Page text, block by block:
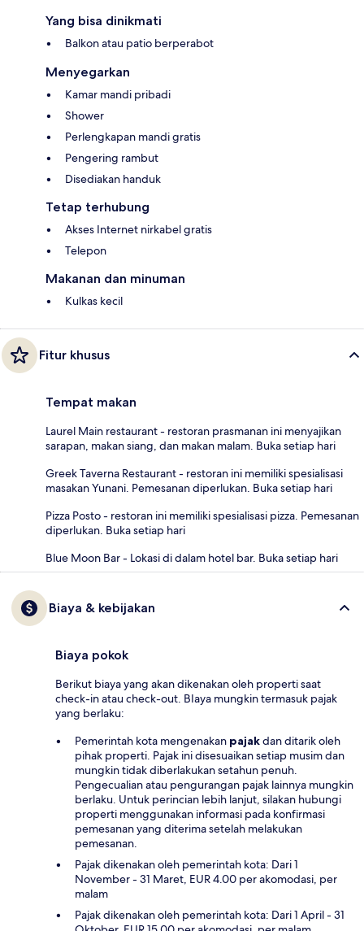
Yang bisa dinikmati
Balkon atau patio berperabot
Menyegarkan
Kamar mandi pribadi
Shower
Perlengkapan mandi gratis
Pengering rambut
Disediakan handuk
Tetap terhubung
Akses Internet nirkabel gratis
Telepon
Makanan dan minuman
Kulkas kecil
Fitur khusus
Tempat makan
Laurel Main restaurant - restoran prasmanan ini menyajikan
sarapan, makan siang, dan makan malam. Buka setiap hari
Greek Taverna Restaurant - restoran ini memiliki spesialisasi
masakan Yunani. Pemesanan diperlukan. Buka setiap hari
Pizza Posto - restoran ini memiliki spesialisasi pizza. Pemesanan
diperlukan. Buka setiap hari
Blue Moon Bar - Lokasi di dalam hotel bar. Buka setiap hari
Biaya & kebijakan
Biaya pokok
Berikut biaya yang akan dikenakan oleh properti saat
check-in atau check-out. BIaya mungkin termasuk pajak
yang berlaku:
Pemerintah kota mengenakan pajakdan ditarik oleh
pihak properti. Pajak ini disesuaikan setiap musim dan
mungkin tidak diberlakukan setahun penuh.
Pengecualian atau pengurangan pajak lainnya mungkin
berlaku. Untuk perincian lebih lanjut, silakan hubungi
properti menggunakan informasi pada konfirmasi
pemesanan yang diterima setelah melakukan
pemesanan.
Pajak dikenakan oleh pemerintah kota: Dari 1
November - 31 Maret, EUR 4.00 per akomodasi, per
malam
Pajak dikenakan oleh pemerintah kota: Dari 1 April - 31